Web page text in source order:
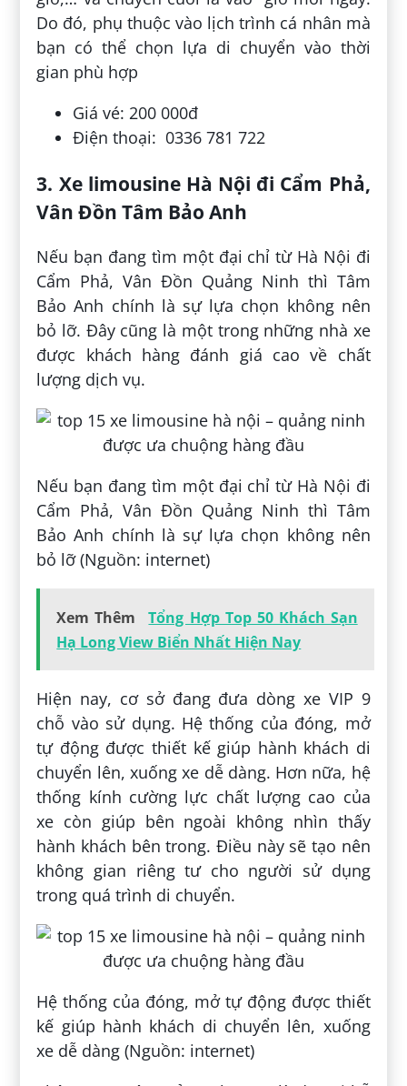
Do đó, phụ thuộc vào lịch trình cá nhân mà
bạn có thể chọn lựa di chuyển vào thời
gian phù hợp
Giá vé: 200 000đ
Điện thoại: 0336 781 722
3. Xe limousine Hà Nội đi Cẩm Phả,
Vân Đồn Tâm Bảo Anh
Nếu bạn đang tìm một đại chỉ từ Hà Nội đi
Cẩm Phả, Vân Đồn Quảng Ninh thì Tâm
Bảo Anh chính là sự lựa chọn không nên
bỏ lỡ. Đây cũng là một trong những nhà xe
được khách hàng đánh giá cao về chất
lượng dịch vụ.
Nếu bạn đang tìm một đại chỉ từ Hà Nội đi
Cẩm Phả, Vân Đồn Quảng Ninh thì Tâm
Bảo Anh chính là sự lựa chọn không nên
bỏ lỡ (Nguồn: internet)
Xem Thêm
Tổng Hợp Top 50 Khách Sạn
Hạ Long View Biển Nhất Hiện Nay
Hiện nay, cơ sở đang đưa dòng xe VIP 9
chỗ vào sử dụng. Hệ thống của đóng, mở
tự động được thiết kế giúp hành khách di
chuyển lên, xuống xe dễ dàng. Hơn nữa, hệ
thống kính cường lực chất lượng cao của
xe còn giúp bên ngoài không nhìn thấy
hành khách bên trong. Điều này sẽ tạo nên
không gian riêng tư cho người sử dụng
trong quá trình di chuyển.
Hệ thống của đóng, mở tự động được thiết
kế giúp hành khách di chuyển lên, xuống
xe dễ dàng (Nguồn: internet)